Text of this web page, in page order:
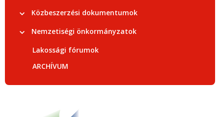
Közbeszerzési dokumentumok
Nemzetiségi önkormányzatok
Lakossági fórumok
ARCHÍVUM